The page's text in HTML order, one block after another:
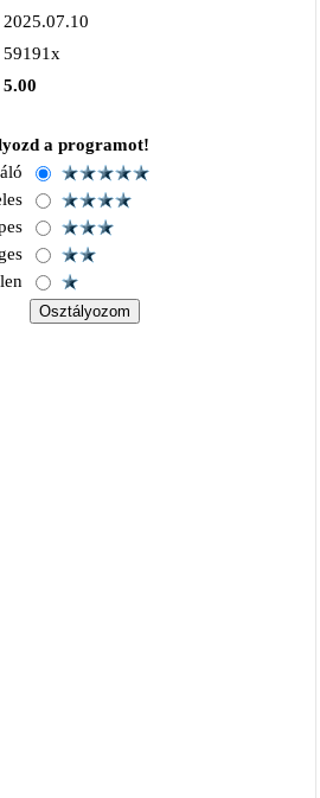
2025.07.10
59191x
5.00
a programot!